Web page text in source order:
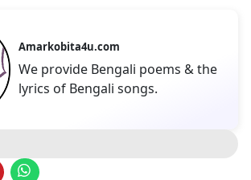
Amarkobita4u.com
We provide Bengali poems & the
lyrics of Bengali songs.